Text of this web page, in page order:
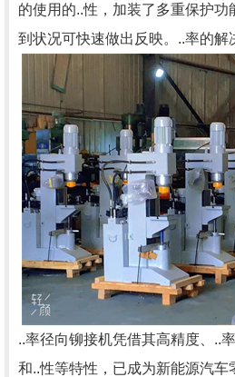
的使用的..性，加装了多重保护功
到状况可快速做出反映。..率的解
..率径向铆接机凭借其高精度、..
和..性等特性，已成为新能源汽车